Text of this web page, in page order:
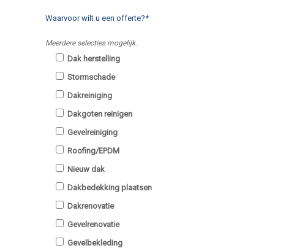
Waarvoor wilt u een offerte?*
Meerdere selecties mogelijk.
Dak herstelling
Stormschade
Dakreiniging
Dakgoten reinigen
Gevelreiniging
Roofing/EPDM
Nieuw dak
Dakbedekking plaatsen
Dakrenovatie
Gevelrenovatie
Gevelbekleding